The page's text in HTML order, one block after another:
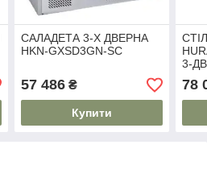
САЛАДЕТА 3-Х ДВЕРНА
HKN-GXSD3GN-SC
57 486₴
Купити
3-
78